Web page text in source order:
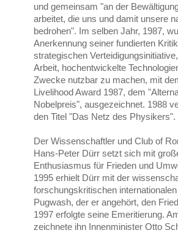
und gemeinsam "an der
arbeitet, die uns und damit unsere
bedrohen". Im selben Jahr, 1987,
Anerkennung seiner fundierten
strategischen
Arbeit, hochentwickelte
Zwecke nutzbar zu machen, mit
Livelihood Award 1987, dem
Nobelpreis", ausgezeichnet. 1988
den Titel "Das Netz des Physikers".
Der Wissenschaftler und Club of
Hans-Peter Dürr setzt sich mit
Enthusiasmus für Frieden und
1995 erhielt Dürr mit der
forschungskritischen
Pugwash, der er angehört, den
1997 erfolgte seine Emeritierung.
zeichnete ihn Innenminister Otto